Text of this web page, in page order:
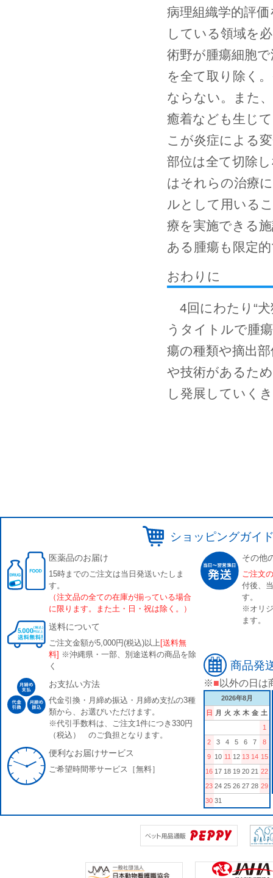
病理組織学的評
している領域を
術野が腫瘍細胞
を全て取り除く
ならない。また
癒着なども生じ
こが炎症による
部位は全て切除
はそれらの治療
ルとして用いる
療を実施できる
ある腫瘍も限定
おわりに
4回にわたり“犬
うタイトルで腫
瘍の種類や摘出
や技術があるた
し発展していく
ショッピングガイ
医薬品のお届け
15時までのご注文は当日発送いたしま
す。
（注文品の全ての在庫が揃っている場合
に限ります。また土・日・祝は除く。）
送料について
ご注文金額が5,000円(税込)以上 [送料無
料] ※沖縄県・一部、別途送料の商品を除
く
お支払い方法
代金引換・月締め振込・月締め支払の3種
類から、お選びいただけます。
※代引手数料は、ご注文1件につき330円
（税込） のご負担となります。
便利なお届けサービス
ご希望時間帯サービス［無料］
その他
ご注文
付後、
す。
※オリ
ます。
商品発
※■ 以外の日は
2026年8月
日
月 火 水 木 金 土
1
2
3 4 5 6 7
8
9 10 11 12 13 14 15
16 17 18 19 20 21 22
23 24 25 26 27 28 29
30 31